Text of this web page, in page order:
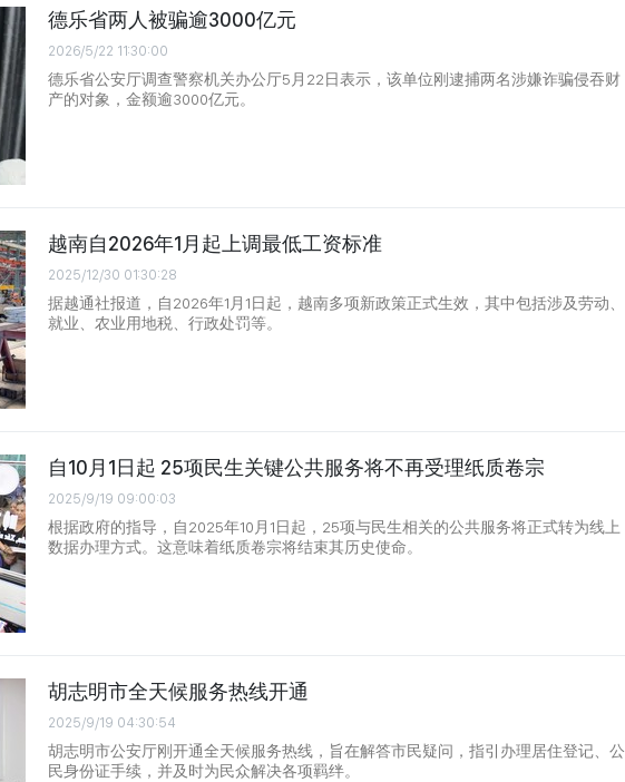
德乐省两人被骗逾3000亿元
2026/5/22 11:30:00
德乐省公安厅调查警察机关办公厅5月22日表示，该单位刚逮捕两名涉嫌诈骗侵吞财
产的对象，金额逾3000亿元。
越南自2026年1月起上调最低工资标准
2025/12/30 01:30:28
据越通社报道，自2026年1月1日起，越南多项新政策正式生效，其中包括涉及劳动、
就业、农业用地税、行政处罚等。
自10月1日起 25项民生关键公共服务将不再受理纸质卷宗
2025/9/19 09:00:03
根据政府的指导，自2025年10月1日起，25项与民生相关的公共服务将正式转为线上
数据办理方式。这意味着纸质卷宗将结束其历史使命。
胡志明市全天候服务热线开通
2025/9/19 04:30:54
胡志明市公安厅刚开通全天候服务热线，旨在解答市民疑问，指引办理居住登记、公
民身份证手续，并及时为民众解决各项羁绊。